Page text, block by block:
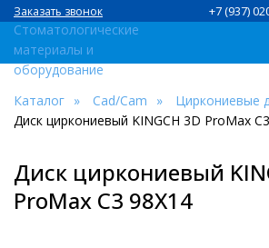
+7 (937)
Заказать звонок
Каталог Сad/Сam
Циркониевые
Диск циркониевый KINGCH 3D ProMax
Диск циркониевый
ProMax C3 98X14